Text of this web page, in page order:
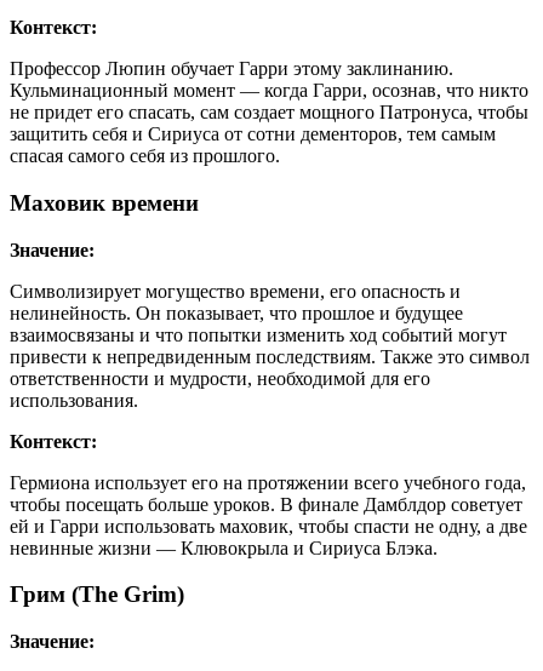
Контекст:
Профессор Люпин обучает Гарри этому заклинанию.
Кульминационный момент — когда Гарри, осознав, что никто
не придет его спасать, сам создает мощного Патронуса, чтобы
защитить себя и Сириуса от сотни дементоров, тем самым
спасая самого себя из прошлого.
Маховик времени
Значение:
Символизирует могущество времени, его опасность и
нелинейность. Он показывает, что прошлое и будущее
взаимосвязаны и что попытки изменить ход событий могут
привести к непредвиденным последствиям. Также это символ
ответственности и мудрости, необходимой для его
использования.
Контекст:
Гермиона использует его на протяжении всего учебного года,
чтобы посещать больше уроков. В финале Дамблдор советует
ей и Гарри использовать маховик, чтобы спасти не одну, а две
невинные жизни — Клювокрыла и Сириуса Блэка.
Грим (The Grim)
Значение: